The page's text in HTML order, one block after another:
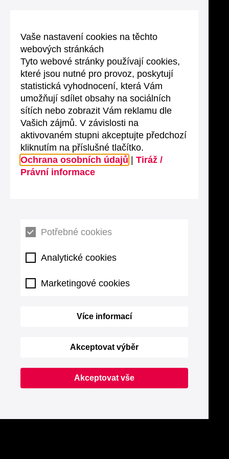
Vaše nastavení cookies na těchto
webových stránkách
Tyto webové stránky používají cookies,
které jsou nutné pro provoz, poskytují
statistická vyhodnocení, která Vám
umožňují sdílet obsahy na sociálních
sítích nebo zobrazit Vám reklamu dle
Vašich zájmů. V závislosti na
aktivovaném stupni akceptujte předchozí
kliknutím na příslušné tlačítko.
Ochrana osobních údajů
Tiráž /
Právní informace
Potřebné cookies
Analytické cookies
Marketingové cookies
Více informací
Akceptovat výběr
Akceptovat vše